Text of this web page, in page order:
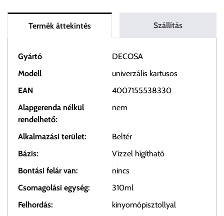
Termék áttekintés Szállítás
Gyártó
DECOSA
Modell
univerzális kartusos
EAN
4007155538330
Alapgerenda nélkül
rendelhető:
nem
Alkalmazási terület:
Beltér
Bázis:
Vízzel hígítható
Bontási felár van:
nincs
Csomagolási egység:
310ml
Felhordás:
kinyomópisztollyal